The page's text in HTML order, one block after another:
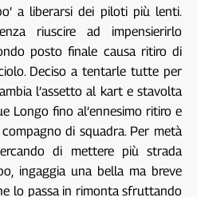
a liberarsi dei piloti più lenti.
riuscire ad impensierirlo
posto finale causa ritiro di
Deciso a tentarle tutte per
l’assetto al kart e stavolta
Longo fino al’ennesimo ritiro e
di squadra. Per metà
di mettere più strada
ingaggia una bella ma breve
lo passa in rimonta sfruttando